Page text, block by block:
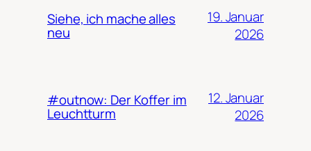
Siehe, ich mache alles
neu
19. Januar
2026
#outnow: Der Koffer im
Leuchtturm
12. Januar
2026